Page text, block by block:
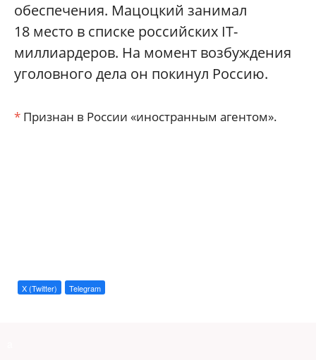
обеспечения. Мацоцкий занимал
18 место в списке российских IT-
миллиардеров. На момент возбуждения
уголовного дела он покинул Россию.
* Признан в России «иностранным агентом».
X (Twitter) Telegram